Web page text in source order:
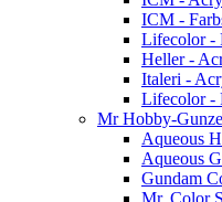
ICM -
Lifecolor -
Heller -
Italeri -
Lifecolor -
Mr Hobby-Gunze
Aqueous
Aqueous
Gundam
Mr. Color